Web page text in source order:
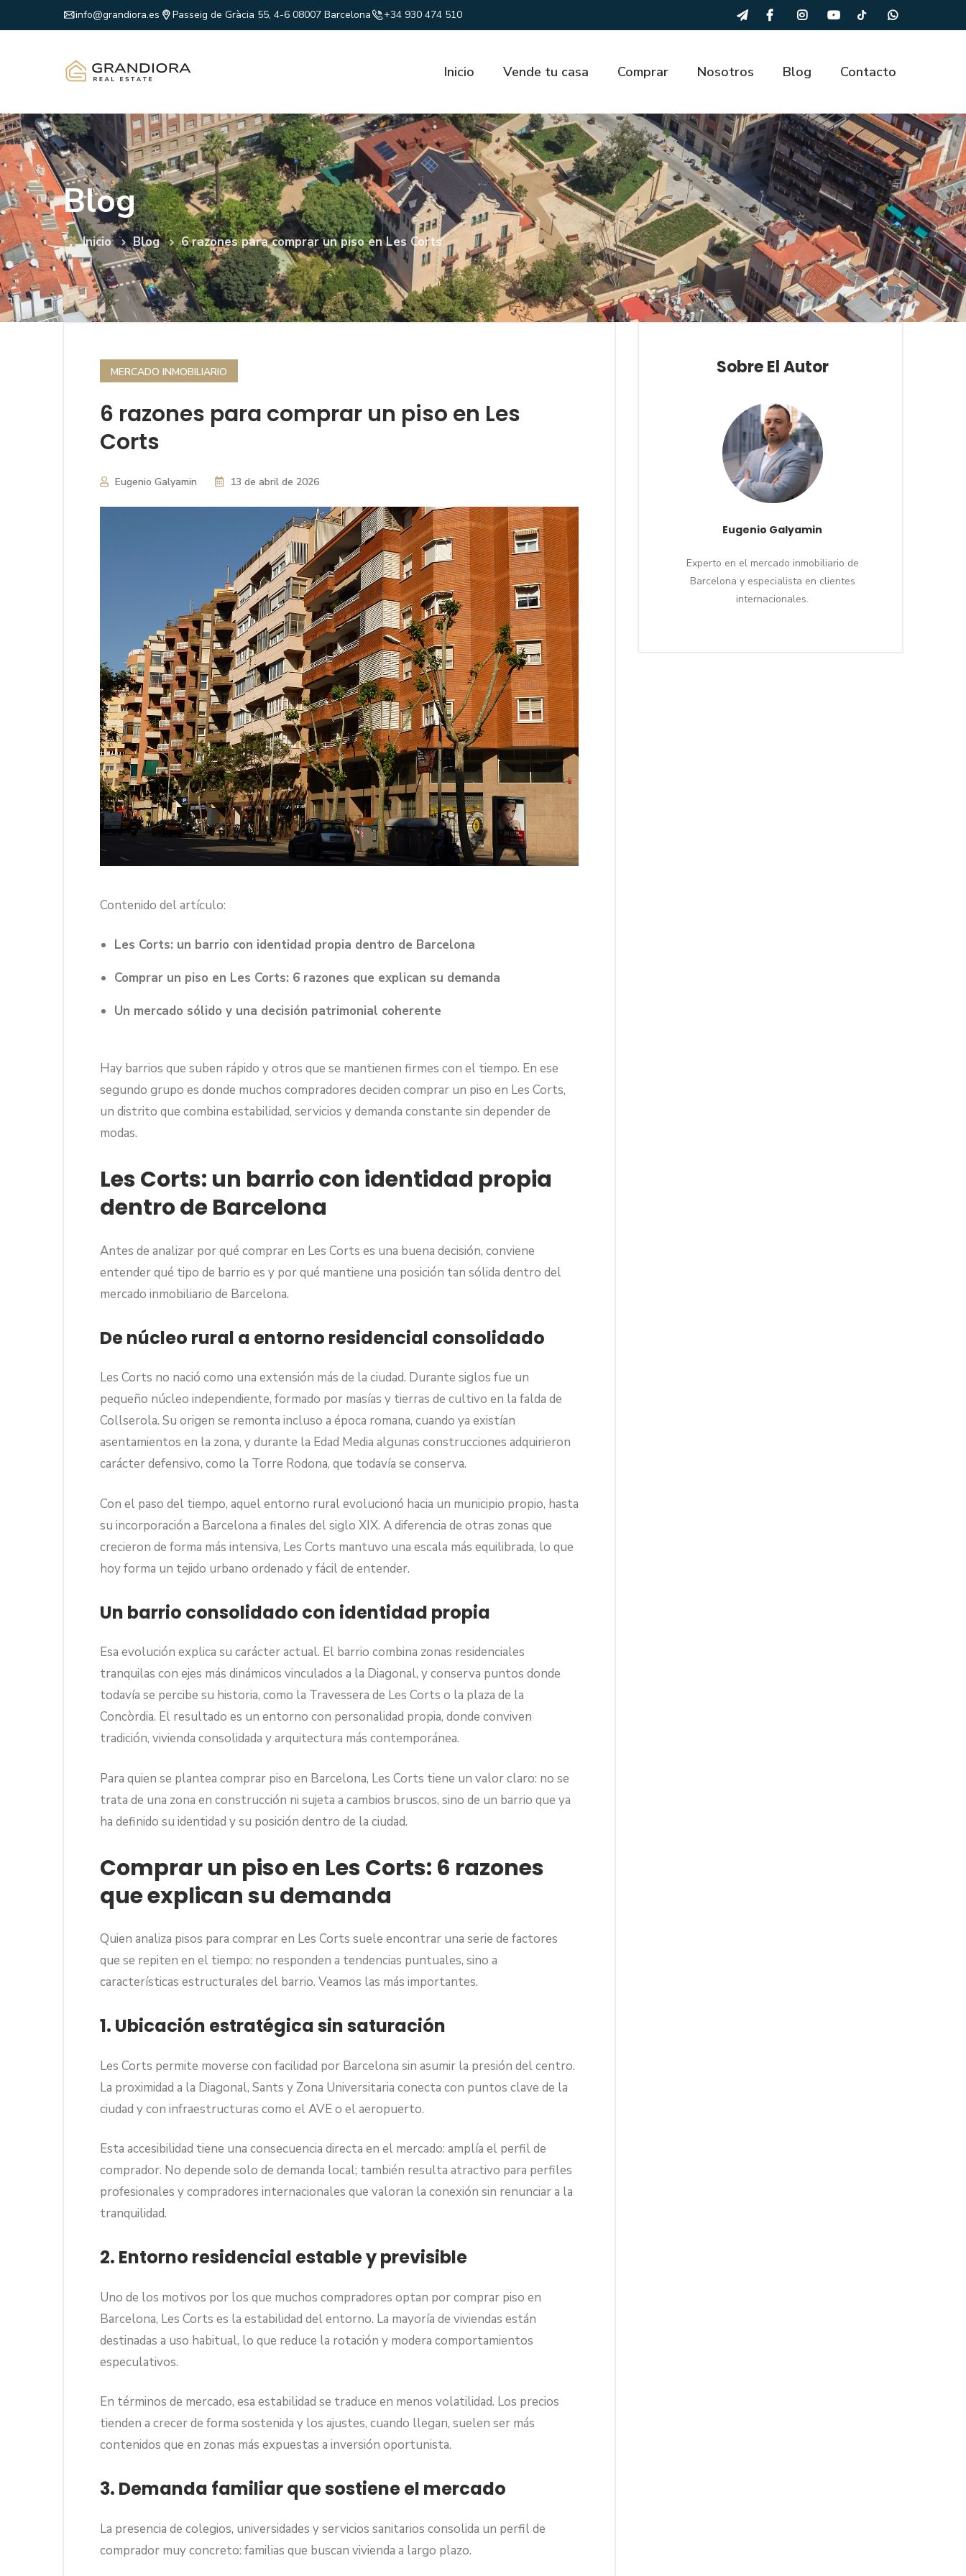
info@grandiora.es Passeig de Gràcia 55, 4-6 08007 Barcelona +34 930 474 510
Inicio Vende tu casa Comprar Nosotros Blog Contacto
Blog
Inicio Blog 6 razones para comprar un piso en Les Corts
MERCADO INMOBILIARIO
6 razones para comprar un piso en Les
Corts
Eugenio Galyamin 13 de abril de 2026
Contenido del artículo:
Les Corts: un barrio con identidad propia dentro de Barcelona
Comprar un piso en Les Corts: 6 razones que explican su demanda
Un mercado sólido y una decisión patrimonial coherente
Hay barrios que suben rápido y otros que se mantienen firmes con el tiempo. En ese
segundo grupo es donde muchos compradores deciden comprar un piso en Les Corts,
un distrito que combina estabilidad, servicios y demanda constante sin depender de
modas.
Les Corts: un barrio con identidad propia
dentro de Barcelona
Antes de analizar por qué comprar en Les Corts es una buena decisión, conviene
entender qué tipo de barrio es y por qué mantiene una posición tan sólida dentro del
mercado inmobiliario de Barcelona.
De núcleo rural a entorno residencial consolidado
Les Corts no nació como una extensión más de la ciudad. Durante siglos fue un
pequeño núcleo independiente, formado por masías y tierras de cultivo en la falda de
Collserola. Su origen se remonta incluso a época romana, cuando ya existían
asentamientos en la zona, y durante la Edad Media algunas construcciones adquirieron
carácter defensivo, como la Torre Rodona, que todavía se conserva.
Con el paso del tiempo, aquel entorno rural evolucionó hacia un municipio propio, hasta
su incorporación a Barcelona a finales del siglo XIX. A diferencia de otras zonas que
crecieron de forma más intensiva, Les Corts mantuvo una escala más equilibrada, lo que
hoy forma un tejido urbano ordenado y fácil de entender.
Un barrio consolidado con identidad propia
Esa evolución explica su carácter actual. El barrio combina zonas residenciales
tranquilas con ejes más dinámicos vinculados a la Diagonal, y conserva puntos donde
todavía se percibe su historia, como la Travessera de Les Corts o la plaza de la
Concòrdia. El resultado es un entorno con personalidad propia, donde conviven
tradición, vivienda consolidada y arquitectura más contemporánea.
Para quien se plantea comprar piso en Barcelona, Les Corts tiene un valor claro: no se
trata de una zona en construcción ni sujeta a cambios bruscos, sino de un barrio que ya
ha definido su identidad y su posición dentro de la ciudad.
Comprar un piso en Les Corts: 6 razones
que explican su demanda
Quien analiza pisos para comprar en Les Corts suele encontrar una serie de factores
que se repiten en el tiempo: no responden a tendencias puntuales, sino a
características estructurales del barrio. Veamos las más importantes.
1. Ubicación estratégica sin saturación
Les Corts permite moverse con facilidad por Barcelona sin asumir la presión del centro.
La proximidad a la Diagonal, Sants y Zona Universitaria conecta con puntos clave de la
ciudad y con infraestructuras como el AVE o el aeropuerto.
Esta accesibilidad tiene una consecuencia directa en el mercado: amplía el perfil de
comprador. No depende solo de demanda local; también resulta atractivo para perfiles
profesionales y compradores internacionales que valoran la conexión sin renunciar a la
tranquilidad.
2. Entorno residencial estable y previsible
Uno de los motivos por los que muchos compradores optan por comprar piso en
Barcelona, Les Corts es la estabilidad del entorno. La mayoría de viviendas están
destinadas a uso habitual, lo que reduce la rotación y modera comportamientos
especulativos.
En términos de mercado, esa estabilidad se traduce en menos volatilidad. Los precios
tienden a crecer de forma sostenida y los ajustes, cuando llegan, suelen ser más
contenidos que en zonas más expuestas a inversión oportunista.
3. Demanda familiar que sostiene el mercado
La presencia de colegios, universidades y servicios sanitarios consolida un perfil de
comprador muy concreto: familias que buscan vivienda a largo plazo.
Sobre El Autor
Eugenio Galyamin
Experto en el mercado inmobiliario de
Barcelona y especialista en clientes
internacionales.